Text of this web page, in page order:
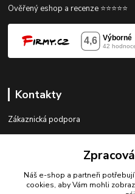
Ověřený eshop a recenze ⭐⭐⭐⭐⭐
Kontakty
Zákaznická podpora
Náš e-shop a partneři potřebují
cookies, aby Vám mohli